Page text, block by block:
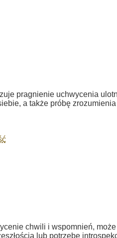
pragnienie uchwycenia
a także próbę zrozumienia
chwili i wspomnień, może
lub potrzebę